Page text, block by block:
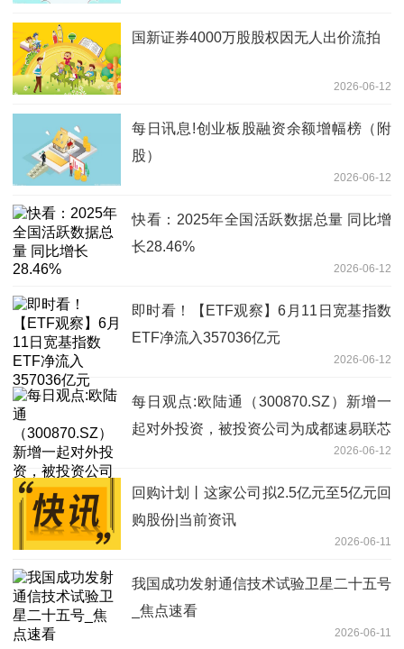
国新证券4000万股股权因无人出价流拍
2026-06-12
每日讯息!创业板股融资余额增幅榜（附
股）
2026-06-12
快看：2025年全国活跃数据总量 同比增
长28.46%
2026-06-12
即时看！【ETF观察】6月11日宽基指数
ETF净流入357036亿元
2026-06-12
每日观点:欧陆通（300870.SZ）新增一
起对外投资，被投资公司为成都速易联芯
2026-06-12
回购计划丨这家公司拟2.5亿元至5亿元回
购股份|当前资讯
2026-06-11
我国成功发射通信技术试验卫星二十五号
_焦点速看
2026-06-11